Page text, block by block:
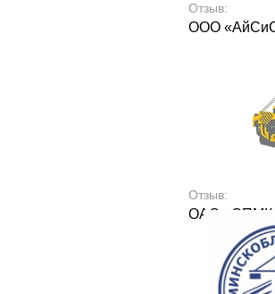
Отзыв:
ООО
Отзыв:
ОАО «СПМК-